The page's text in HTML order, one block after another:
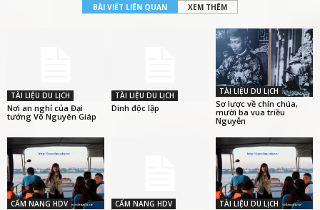
BÀI VIẾT LIÊN QUAN XEM THÊM
TÀI LIỆU DU LỊCH
Nơi an nghỉ của Đại
tướng Võ Nguyên Giáp
TÀI LIỆU DU LỊCH
Dinh độc lập
TÀI LIỆU DU LỊCH
Sơ lược về chín chúa,
mười ba vua triều
Nguyễn
CẨM NANG HDV CẨM NANG HDV TÀI LIỆU DU LỊCH